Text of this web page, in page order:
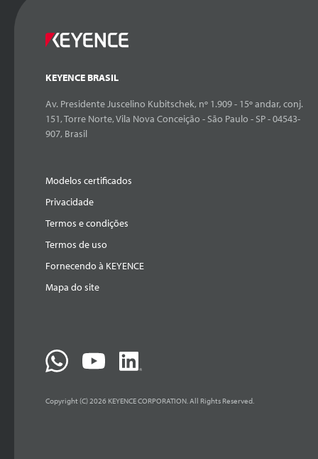
KEYENCE BRASIL
Av. Presidente Juscelino Kubitschek, nº 1.909 - 15º andar, conj.
151, Torre Norte, Vila Nova Conceição - São Paulo - SP - 04543-
907, Brasil
Modelos certificados
Privacidade
Termos e condições
Termos de uso
Fornecendo à KEYENCE
Mapa do site
Copyright (C) 2026 KEYENCE CORPORATION. All Rights Reserved.